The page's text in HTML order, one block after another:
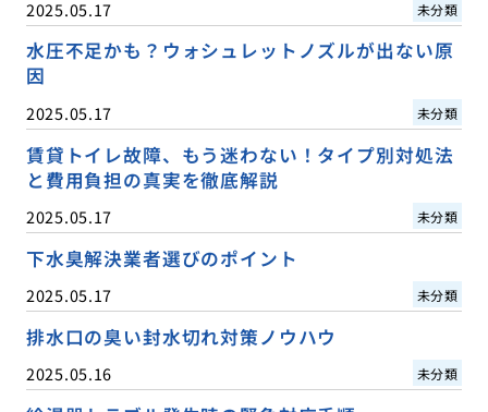
2025.05.17 未分類
水圧不足かも？ウォシュレットノズルが出ない原
因
2025.05.17 未分類
賃貸トイレ故障、もう迷わない！タイプ別対処法
と費用負担の真実を徹底解説
2025.05.17 未分類
下水臭解決業者選びのポイント
2025.05.17 未分類
排水口の臭い封水切れ対策ノウハウ
2025.05.16 未分類